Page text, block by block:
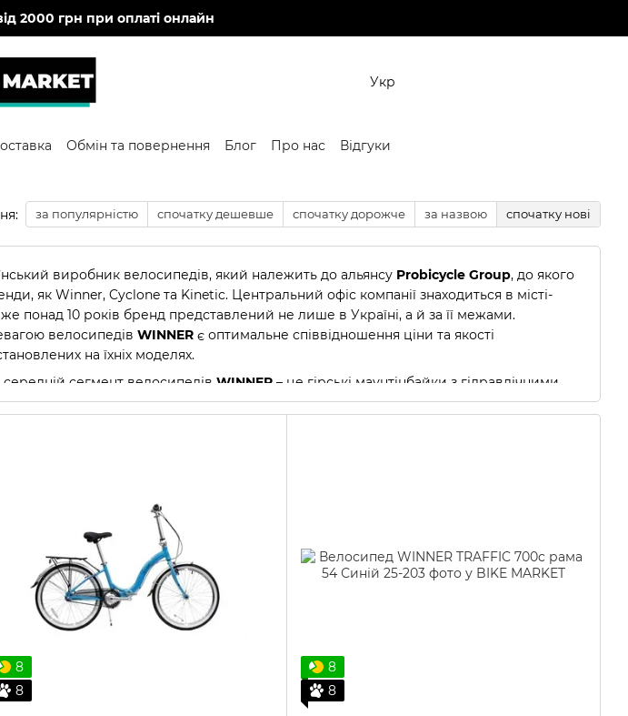
2000 грн при оплаті онлайн
Укр
Обмін та повернення Блог Про нас Відгуки
за популярністю спочатку дешевше спочатку дорожче за назвою спочатку нові
виробник велосипедів, який належить до альянсу Probicycle Group, до якого
як Winner, Cyclone та Kinetic. Центральний офіс компанії знаходиться в місті-
понад 10 років бренд представлений не лише в Україні, а й за її межами.
велосипедів WINNER є оптимальне співвідношення ціни та якості
на їхніх моделях.
сегмент велосипедів WINNER – це гірські маунтінбайки з гідравлічними
вилками з локаутом та трансмісіями на 10–11 швидкостей. При цьому вони
WINNER
8
8
8
8